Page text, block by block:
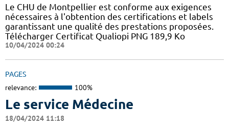
Le CHU de Montpellier est conforme aux exigences
nécessaires à l'obtention des certifications et labels
garantissant une qualité des prestations proposées.
Télécharger Certificat Qualiopi PNG 189,9 Ko
10/04/2024 00:24
PAGES
relevance: 100%
Le service Médecine
18/04/2024 11:18